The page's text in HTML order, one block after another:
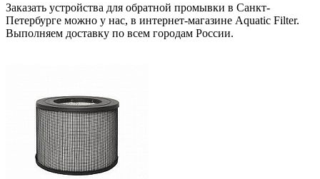
Заказать устройства для обратной промывки в Санкт-
Петербурге можно у нас, в интернет-магазине Aquatic Filter.
Выполняем доставку по всем городам России.